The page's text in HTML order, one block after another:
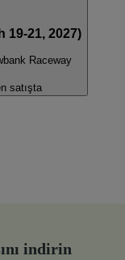
19-21, 2027)
Raceway
satışta
indirin